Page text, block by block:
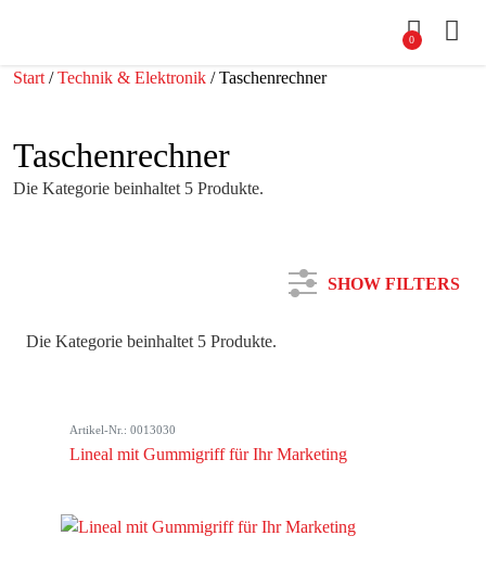
0
Start /Technik & Elektronik / Taschenrechner
Taschenrechner
Die Kategorie beinhaltet 5 Produkte.
SHOW FILTERS
Farbe
Die Kategorie beinhaltet 5 Produkte.
Artikel-Nr.: 0013030
Lineal mit Gummigriff für Ihr Marketing